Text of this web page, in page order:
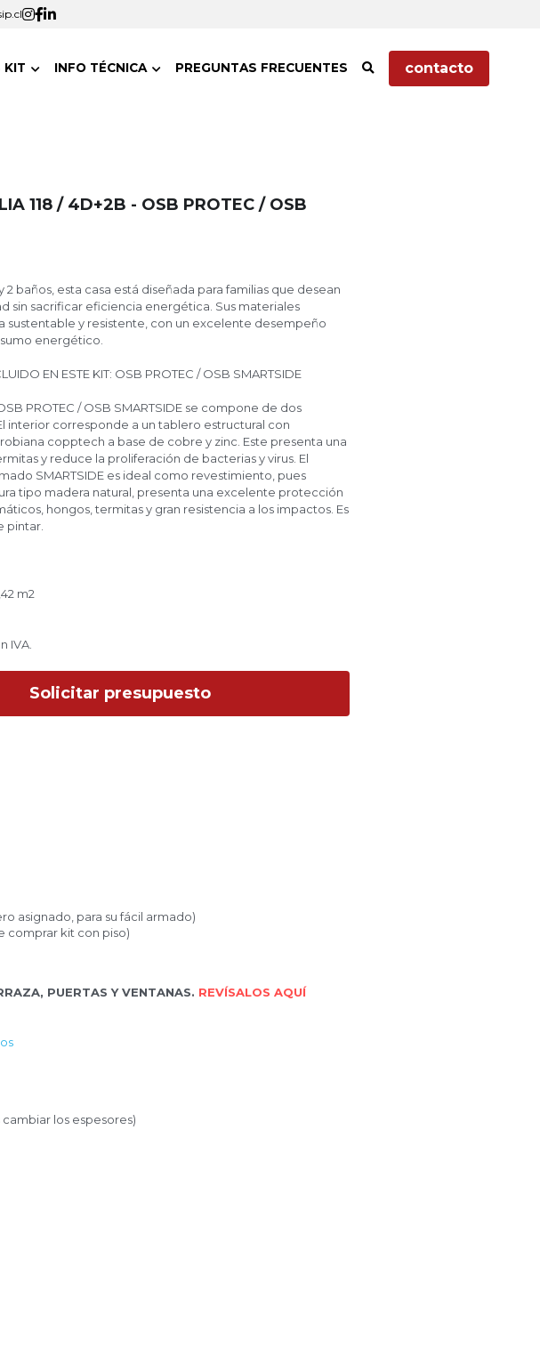
CASAS KIT INFO TÉCNICA … contacto
118 / 4D+2B - OSB PROTEC / OSB
2 baños, esta casa está diseñada para familias que
sin sacrificar eficiencia energética. Sus
una casa sustentable y resistente, con un excelente
y bajo consumo energético.
EN ESTE KIT: OSB PROTEC / OSB SMARTSIDE
PROTEC / OSB SMARTSIDE se compone de dos
interior corresponde a un tablero estructural con
copptech a base de cobre y zinc. Este presenta
a termitas y reduce la proliferación de bacterias y virus.
SMARTSIDE es ideal como revestimiento, pues
tipo madera natural, presenta una excelente
climáticos, hongos, termitas y gran resistencia a
de instalar y de pintar.
m2
IVA.
Solicitar presupuesto
asignado, para su fácil armado)
de comprar kit con piso)
PUERTAS Y VENTANAS. REVÍSALOS AQUÍ
cambiar los espesores)